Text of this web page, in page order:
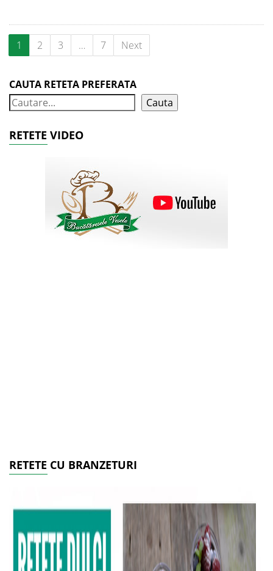
1 2 3 … 7 Next
CAUTA RETETA PREFERATA
Cauta
RETETE VIDEO
RETETE CU BRANZETURI